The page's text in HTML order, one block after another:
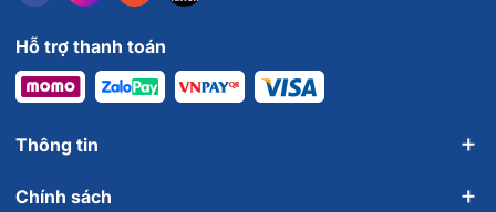
Hỗ trợ thanh toán
Thông tin
Chính sách